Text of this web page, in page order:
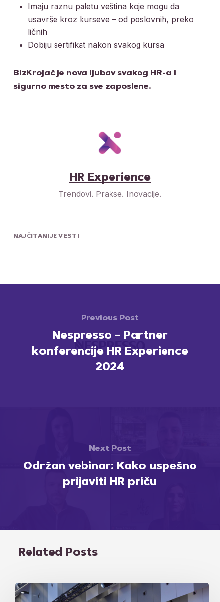
Imaju raznu paletu veština koje mogu da
usavrše kroz kurseve – od poslovnih, preko
ličnih
Dobiju sertifikat nakon svakog kursa
BizKrojač je nova ljubav svakog HR-a i
sigurno mesto za sve zaposlene.
HR Experience
Trendovi. Prakse. Inovacije.
NAJČITANIJE VESTI
Previous Post
Nespresso - Partner
konferencije HR Experience
2024
Next Post
Održan vebinar: Kako uspešno
prijaviti HR priču
Related Posts
Održana